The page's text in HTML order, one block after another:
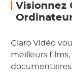
Visionnez
Claro Vidéo
meilleurs films,